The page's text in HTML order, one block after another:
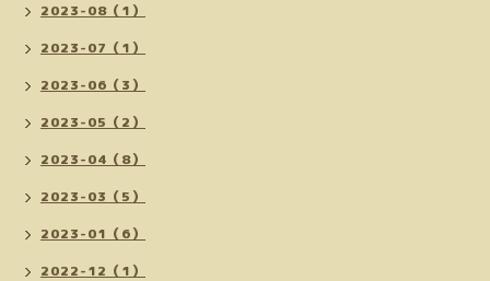
2023-08（1）
2023-07（1）
2023-06（3）
2023-05（2）
2023-04（8）
2023-03（5）
2023-01（6）
2022-12（1）